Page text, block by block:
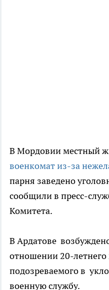
В Мордовии местный
военкомат из-за
парня заведено
сообщили в пресс-
Комитета.
В Ардатове
отношении 20-летнего
подозреваемого в
военную службу.